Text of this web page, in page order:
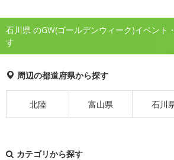
石川県 のGW(ゴールデンウィーク)イベント
す
周辺の都道府県から探す
北陸 富山県 石川
カテゴリから探す